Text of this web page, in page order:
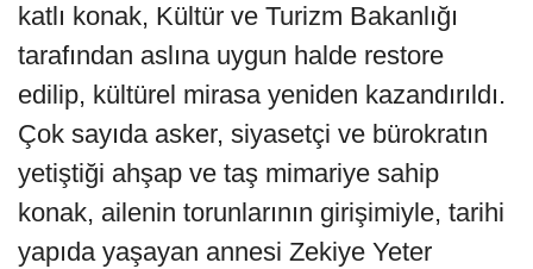
katlı konak, Kültür ve Turizm Bakanlığı
tarafından aslına uygun halde restore
edilip, kültürel mirasa yeniden kazandırıldı.
Çok sayıda asker, siyasetçi ve bürokratın
yetiştiği ahşap ve taş mimariye sahip
konak, ailenin torunlarının girişimiyle, tarihi
yapıda yaşayan annesi Zekiye Yeter